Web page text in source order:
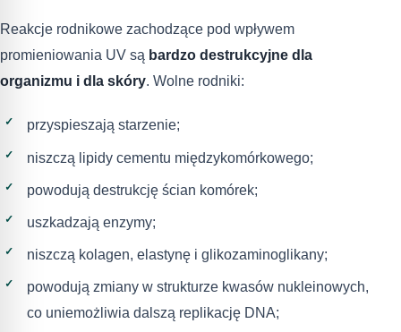
Reakcje rodnikowe zachodzące pod wpływem
promieniowania UV są bardzo destrukcyjne dla
organizmu i dla skóry. Wolne rodniki:
przyspieszają starzenie;
niszczą lipidy cementu międzykomórkowego;
powodują destrukcję ścian komórek;
uszkadzają enzymy;
niszczą kolagen, elastynę i glikozaminoglikany;
powodują zmiany w strukturze kwasów nukleinowych,
co uniemożliwia dalszą replikację DNA;